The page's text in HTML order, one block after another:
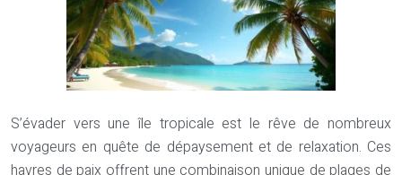
S’évader vers une île tropicale est le rêve de nombreux
voyageurs en quête de dépaysement et de relaxation. Ces
havres de paix offrent une combinaison unique de plages de